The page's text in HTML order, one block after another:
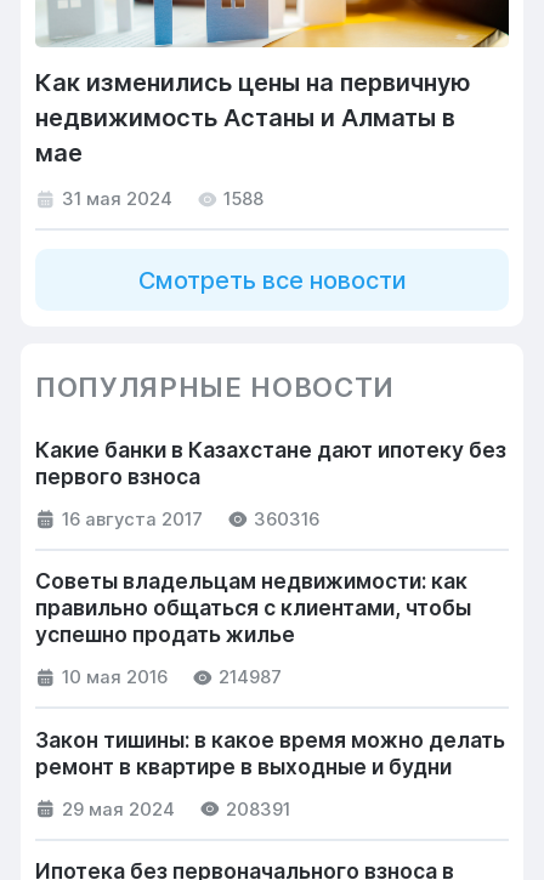
Как изменились цены на первичную
недвижимость Астаны и Алматы в
мае
31 мая 2024 1588
Смотреть все новости
ПОПУЛЯРНЫЕ НОВОСТИ
Какие банки в Казахстане дают ипотеку без
первого взноса
16 августа 2017 360316
Советы владельцам недвижимости: как
правильно общаться с клиентами, чтобы
успешно продать жилье
10 мая 2016 214987
Закон тишины: в какое время можно делать
ремонт в квартире в выходные и будни
29 мая 2024 208391
Ипотека без первоначального взноса в